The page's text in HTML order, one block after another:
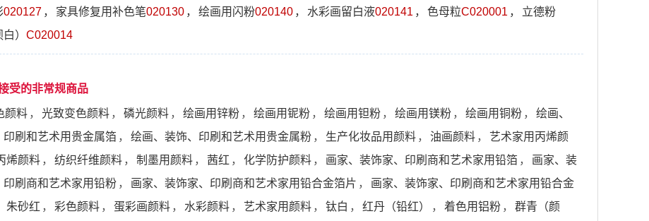
020127 ， 家具修复用补色笔020130 ， 绘画用闪粉020140 ， 水彩画留白液020141 ， 色母粒C020001 ，
立德粉
白） C020014
受的非常规商品
颜料 ， 光致变色颜料 ， 磷光颜料 ， 绘画用锌粉 ， 绘画用铌粉 ， 绘画用钽粉 ， 绘画用镁粉 ， 绘画用铜粉 ，
绘画、
印刷和艺术用贵金属箔 ， 绘画、装饰、印刷和艺术用贵金属粉 ， 生产化妆品用颜料 ， 油画颜料 ，
艺术家用丙烯颜
烯颜料 ， 纺织纤维颜料 ， 制墨用颜料 ， 茜红 ， 化学防护颜料 ， 画家、装饰家、印刷商和艺术家用铅箔 ，
画家、装
印刷商和艺术家用铅粉 ， 画家、装饰家、印刷商和艺术家用铅合金箔片 ，
画家、装饰家、印刷商和艺术家用铅合金
朱砂红 ， 彩色颜料 ， 蛋彩画颜料 ， 水彩颜料 ， 艺术家用颜料 ， 钛白 ， 红丹（铅红） ， 着色用铝粉 ， 群青（颜